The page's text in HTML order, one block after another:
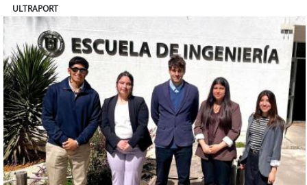
BANCO DE CHILE